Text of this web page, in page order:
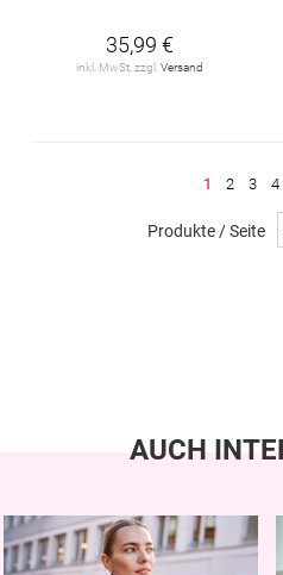
35,99 €
inkl. MwSt. zzgl. Versand
Du
1 Seite
2 Seite
3 4
Produkte / Seite
AUCH